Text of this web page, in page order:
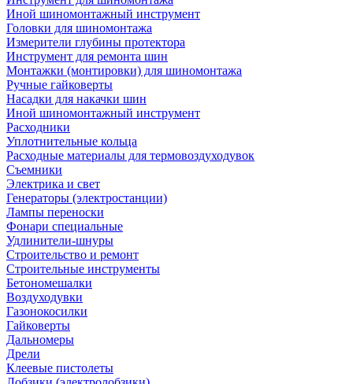
Иной шиномонтажный инструмент
Головки для шиномонтажа
Измерители глубины протектора
Инструмент для ремонта шин
Монтажки (монтировки) для шиномонтажа
Ручные гайковерты
Насадки для накачки шин
Иной шиномонтажный инструмент
Расходники
Уплотнительные кольца
Расходные материалы для термовоздуходувок
Съемники
Электрика и свет
Генераторы (электростанции)
Лампы переноски
Фонари специальные
Удлинители-шнуры
Строительство и ремонт
Строительные инструменты
Бетономешалки
Воздуходувки
Газонокосилки
Гайковерты
Дальномеры
Дрели
Клеевые пистолеты